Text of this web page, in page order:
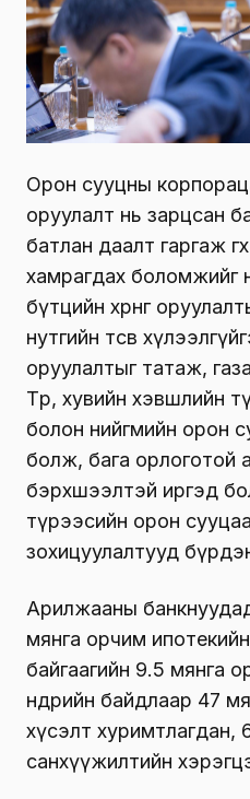
Орон сууцны
оруулалт нь зарцсан
батлан даалт гаргаж
хамрагдах боломжийг
бүтцийн хөрөнгө
нутгийн төсөв
оруулалтыг татаж,
Төр, хувийн хэвшлийн
болон нийгмийн орон
болж, бага орлоготой
бэрхшээлтэй иргэд
түрээсийн орон
зохицуулалтууд
Арилжааны
мянга орчим
байгаагийн 9.5 мянга
өнөөдрийн байдлаар 47
хүсэлт хуримтлагдан,
санхүүжилтийн